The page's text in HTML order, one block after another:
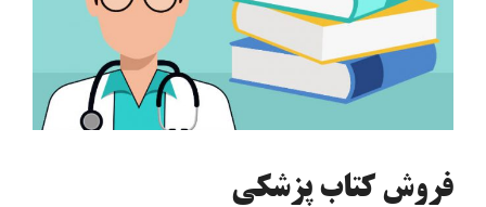
فروش کتاب پزشکی